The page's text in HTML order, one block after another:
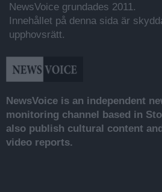
NewsVoice grundades 2011.
Innehållet på denna sida är
upphovsrätt.
NewsVoice is an independent
monitoring channel based in
also publish cultural content
video reports.